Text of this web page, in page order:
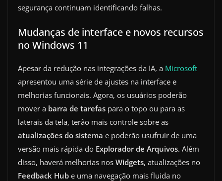
segurança continuam identificando falhas.
Mudanças de interface e novos recursos
no Windows 11
Apesar da redução nas integrações da IA, a Microsoft
apresentou uma série de ajustes na interface e
melhorias funcionais. Agora, os usuários poderão
mover a barra de tarefas para o topo ou para as
laterais da tela, terão mais controle sobre as
atualizações do sistema e poderão usufruir de uma
versão mais rápida do Explorador de Arquivos. Além
disso, haverá melhorias nos Widgets, atualizações no
Feedback Hub e uma navegação mais fluida no